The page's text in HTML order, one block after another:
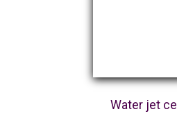
Water jet